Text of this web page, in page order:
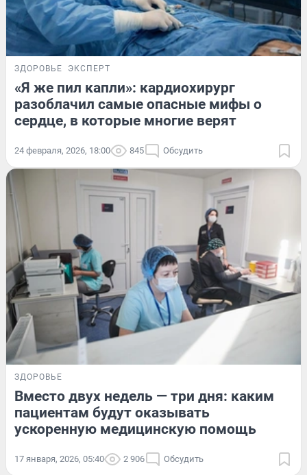
ЗДОРОВЬЕ ЭКСПЕРТ
«Я же пил капли»: кардиохирург
разоблачил самые опасные мифы о
сердце, в которые многие верят
24 февраля, 2026, 18:00 845 Обсудить
ЗДОРОВЬЕ
Вместо двух недель — три дня: каким
пациентам будут оказывать
ускоренную медицинскую помощь
17 января, 2026, 05:40 2 906 Обсудить